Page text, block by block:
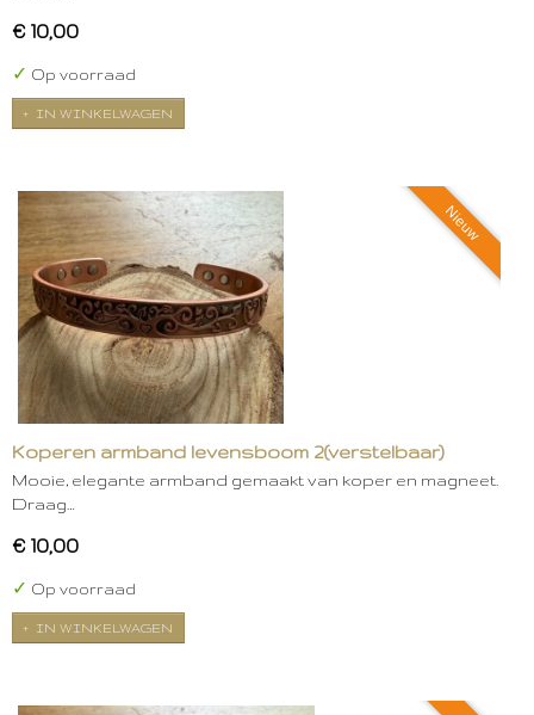
€ 10,00
✓ Op voorraad
IN WINKELWAGEN
Nieuw
Koperen armband levensboom 2(verstelbaar)
Mooie, elegante armband gemaakt van koper en magneet.
Draag…
€ 10,00
✓ Op voorraad
IN WINKELWAGEN